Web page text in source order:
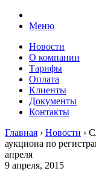
Меню
Новости
О компании
Тарифы
Оплата
Клиенты
Документы
Контакты
Главная › Новости ›
аукциона по
апреля
9 апреля, 2015